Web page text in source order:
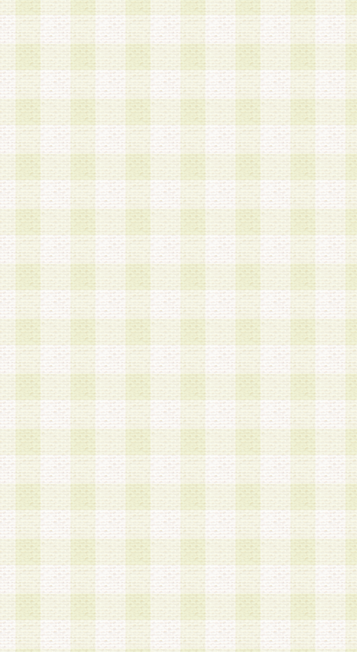
a.既に登録されている会員と同一のメールアドレ
録する場合
b.本サービスと同様のサービスを提供している企
業に従事していると思われる本人またはその家族
場合
c.その他当社が不適切と判断する場合
2.当社は、会員登録希望者を会員として承認する
した 場合、会員登録希望者による会員登録手続
による承認後の場合であっても、会員登録の取り
の抹消を、当社が適切と判 断する方法・手段に
とができるものとします。
3.会員登録希望者が18歳未満、成年被後見人、被
人 である場合は、親権者などの法定代理人の同
録を行うものとします。なお、義務教育学齢に該
者については、登録時に 当社が別途定める方法
権者による承認手続きを行うものとします。
第3条 会員の登録方法
1.会員登録手続きは、会員登録希望者本人が行う
る登録は一切認められないものとします。
2.会員登録希望者は、本規約に同意の後、当社指
画 面」において、当社が指定する必要事項を入
を行うものとします。当社は、会員登録を承認し
会員として本サービスを 受けるためのログイン
を付与します。
3.会員は、会員登録の際に申告する登録情報の全
いかなる虚偽の申告をも行ってはならないものと
4.会員は、複数のログインＩＤおよびパスワード
いものとします。